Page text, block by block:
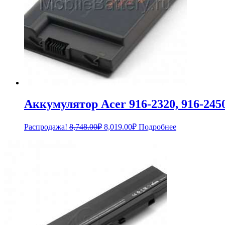
Аккумулятор Acer 916-2320, 916-
Распродажа! 8,748.00₽ Первоначальная
8,019.00₽Текущая
цена:
Подробнее